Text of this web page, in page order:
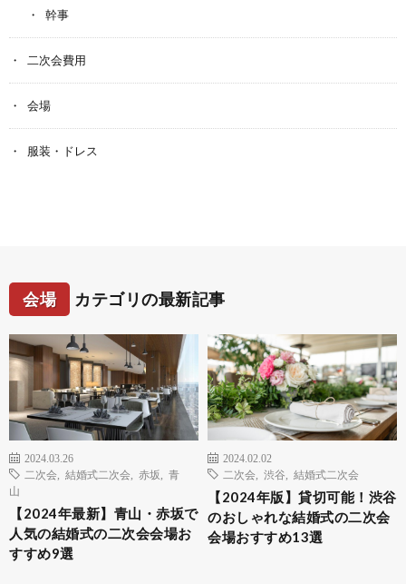
幹事
二次会費用
会場
服装・ドレス
会場 カテゴリの最新記事
2024.03.26
二次会
結婚式二次会 赤坂
青
山
【2024年最新】青山・赤坂で
人気の結婚式の二次会会場お
すすめ9選
2024.02.02
二次会
渋谷 結婚式二次会
【2024年版】貸切可能！渋谷
のおしゃれな結婚式の二次会
会場おすすめ13選